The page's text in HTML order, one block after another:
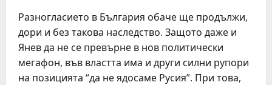
Разногласието в България обаче ще продължи,
дори и без такова наследство. Защото даже и
Янев да не се превърне в нов политически
мегафон, във властта има и други силни рупори
на позицията “да не ядосаме Русия”. При това,